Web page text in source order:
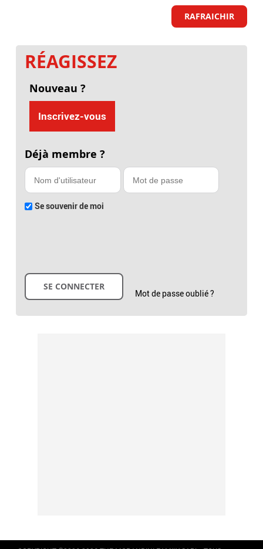
RAFRAICHIR
RÉAGISSEZ
Nouveau ?
Inscrivez-vous
Déjà membre ?
Se souvenir de moi
Mot de passe oublié ?